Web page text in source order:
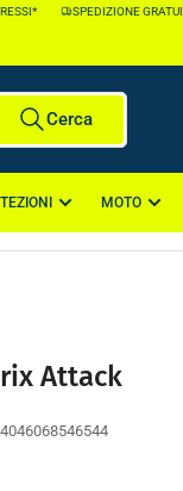
SPEDIZIONE
Cerca
MOTO
Attack
4046068546544